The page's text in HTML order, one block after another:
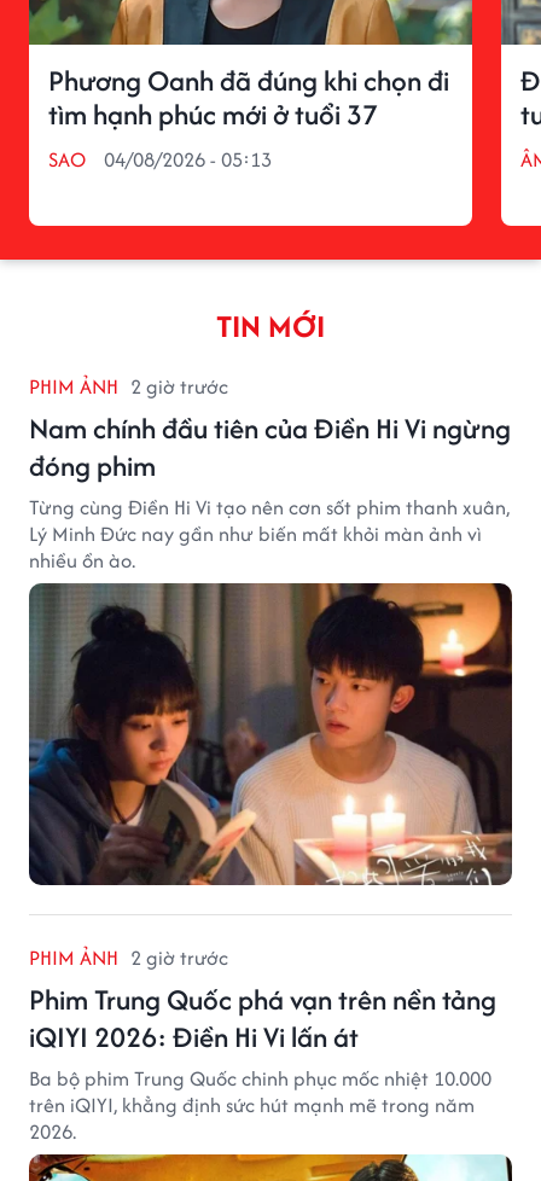
Phương Oanh đã đúng khi chọn đi
tìm hạnh phúc mới ở tuổi 37
SAO 04/08/2026 - 05:13
TIN MỚI
PHIM ẢNH 2 giờ trước
Nam chính đầu tiên của Điền Hi Vi ngừng
đóng phim
Từng cùng Điền Hi Vi tạo nên cơn sốt phim thanh xuân,
Lý Minh Đức nay gần như biến mất khỏi màn ảnh vì
nhiều ồn ào.
PHIM ẢNH 2 giờ trước
Phim Trung Quốc phá vạn trên nền tảng
iQIYI 2026: Điền Hi Vi lấn át
Ba bộ phim Trung Quốc chinh phục mốc nhiệt 10.000
trên iQIYI, khẳng định sức hút mạnh mẽ trong năm
2026.